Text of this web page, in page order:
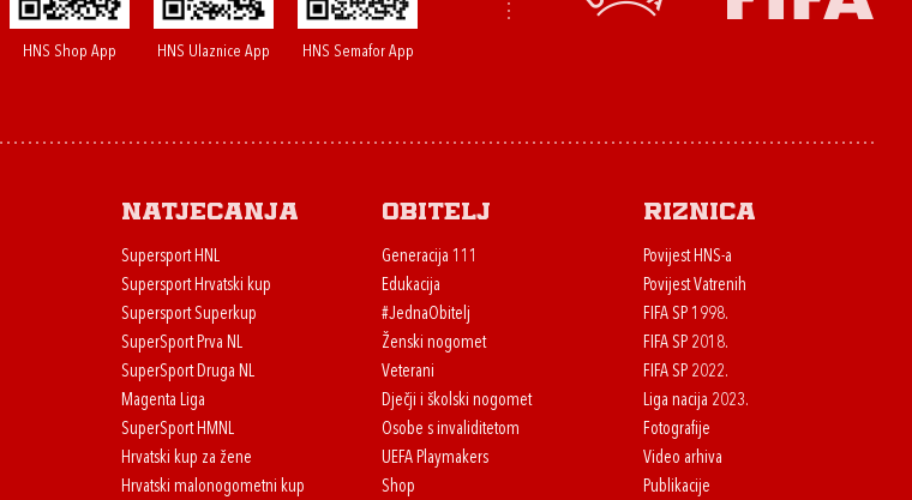
HNS Shop App HNS Ulaznice App HNS Semafor App
Natjecanja
Supersport HNL
Supersport Hrvatski kup
Supersport Superkup
SuperSport Prva NL
SuperSport Druga NL
Magenta Liga
SuperSport HMNL
Hrvatski kup za žene
Hrvatski malonogometni kup
Obitelj
Generacija 111
Edukacija
#JednaObitelj
Ženski nogomet
Veterani
Dječji i školski nogomet
Osobe s invaliditetom
UEFA Playmakers
Shop
Riznica
Povijest HNS-a
Povijest Vatrenih
FIFA SP 1998.
FIFA SP 2018.
FIFA SP 2022.
Liga nacija 2023.
Fotografije
Video arhiva
Publikacije